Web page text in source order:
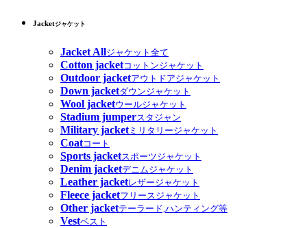
Jacketジャケット
Jacket Allジャケット全て
Cotton jacketコットンジャケット
Outdoor jacketアウトドアジャケット
Down jacketダウンジャケット
Wool jacketウールジャケット
Stadium jumperスタジャン
Military jacketミリタリージャケット
Coatコート
Sports jacketスポーツジャケット
Denim jacketデニムジャケット
Leather jacketレザージャケット
Fleece jacketフリースジャケット
Other jacketテーラード,ハンティング等
Vestベスト